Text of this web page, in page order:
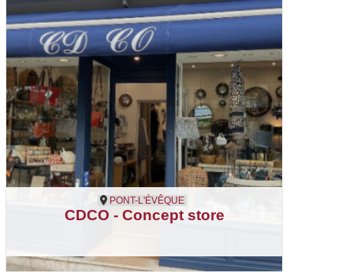
PONT-L'ÉVÊQUE
CDCO - Concept store